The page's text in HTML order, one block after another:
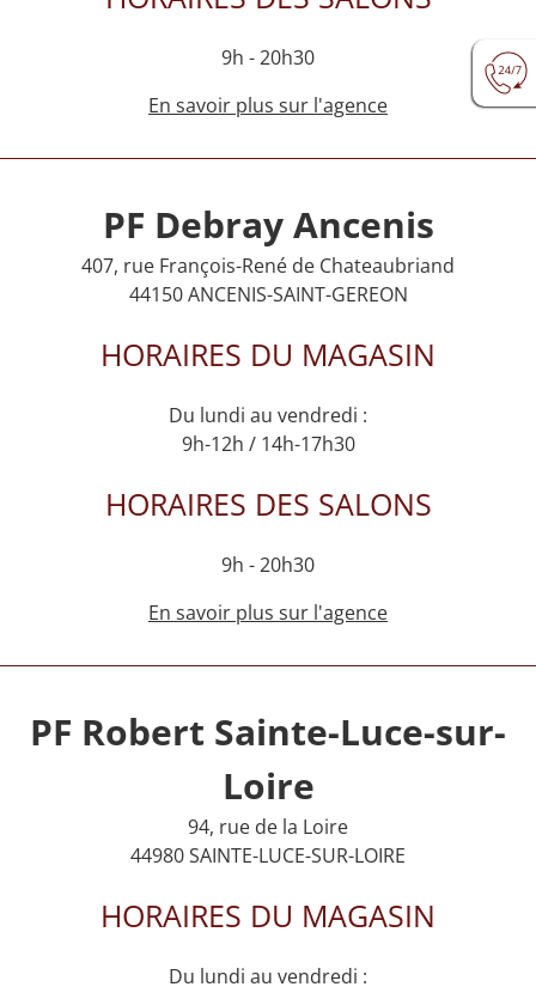
9h - 20h30
En savoir plus sur l'agence
PF Debray Ancenis
407, rue François-René de Chateaubriand
44150 ANCENIS-SAINT-GEREON
HORAIRES DU MAGASIN
Du lundi au vendredi :
9h-12h / 14h-17h30
HORAIRES DES SALONS
9h - 20h30
En savoir plus sur l'agence
PF Robert Sainte-Luce-sur-
Loire
94, rue de la Loire
44980 SAINTE-LUCE-SUR-LOIRE
HORAIRES DU MAGASIN
Du lundi au vendredi :